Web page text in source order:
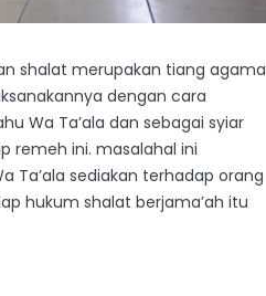
shalat merupakan tiang agama
dengan cara
Wa Ta’ala dan sebagai syiar
remeh ini. masalahal ini
Ta’ala sediakan terhadap orang
hukum shalat berjama’ah itu